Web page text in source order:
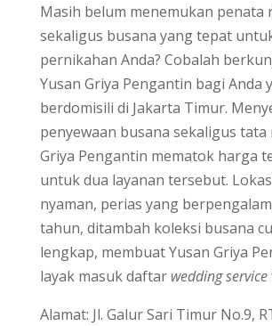
Masih belum menemukan penata
sekaligus busana yang tepat
pernikahan Anda? Cobalah
Yusan Griya Pengantin bagi Anda
berdomisili di Jakarta Timur.
penyewaan busana sekaligus tata
Griya Pengantin mematok harga
untuk dua layanan tersebut.
nyaman, perias yang
tahun, ditambah koleksi busana
lengkap, membuat Yusan Griya
layak masuk daftar wedding service
Alamat: Jl. Galur Sari Timur No.9,